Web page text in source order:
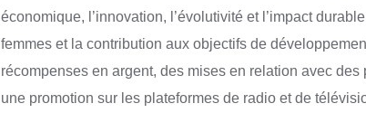
économique, l’innovation, l’évolutivité et l’impact
femmes et la contribution aux objectifs de
récompenses en argent, des mises en relation avec
une promotion sur les plateformes de radio et de